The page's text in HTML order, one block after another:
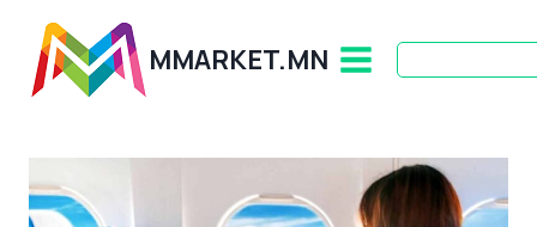
content
MMARKET.MN